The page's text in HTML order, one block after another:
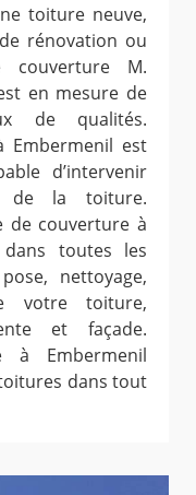
toiture neuve,
rénovation ou
couverture M.
en mesure de
de qualités.
Embermenil est
d’intervenir
de la toiture.
de couverture à
toutes les
nettoyage,
votre toiture,
et façade.
à Embermenil
dans tout